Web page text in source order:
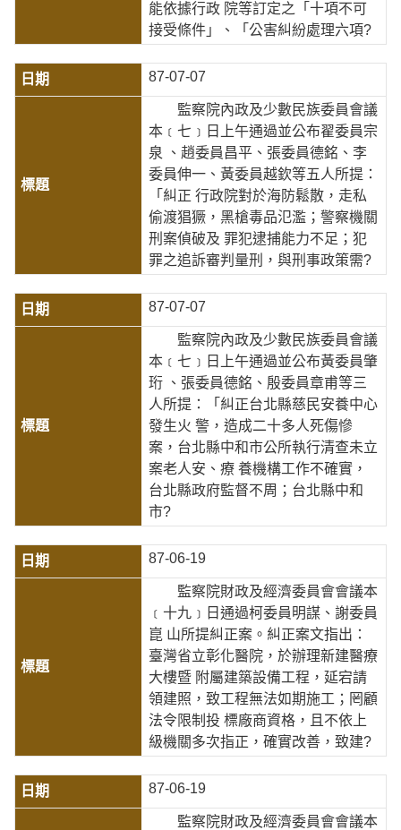
能依據行政 院等訂定之「十項不可
接受條件」、「公害糾紛處理六項?
87-07-07
監察院內政及少數民族委員會議
本﹝七﹞日上午通過並公布翟委員宗
泉 、趙委員昌平、張委員德銘、李
委員伸一、黃委員越欽等五人所提：
「糾正 行政院對於海防鬆散，走私
偷渡猖獗，黑槍毒品氾濫；警察機關
刑案偵破及 罪犯逮捕能力不足；犯
罪之追訴審判量刑，與刑事政策需?
87-07-07
監察院內政及少數民族委員會議
本﹝七﹞日上午通過並公布黃委員肇
珩 、張委員德銘、殷委員章甫等三
人所提：「糾正台北縣慈民安養中心
發生火 警，造成二十多人死傷慘
案，台北縣中和市公所執行清查未立
案老人安、療 養機構工作不確實，
台北縣政府監督不周；台北縣中和
市?
87-06-19
監察院財政及經濟委員會會議本
﹝十九﹞日通過柯委員明謀、謝委員
崑 山所提糾正案。糾正案文指出：
臺灣省立彰化醫院，於辦理新建醫療
大樓暨 附屬建築設備工程，延宕請
領建照，致工程無法如期施工；罔顧
法令限制投 標廠商資格，且不依上
級機關多次指正，確實改善，致建?
87-06-19
監察院財政及經濟委員會會議本